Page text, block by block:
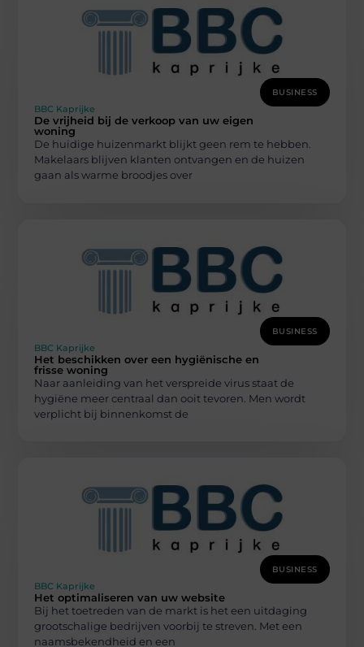
BUSINESS
BBC Kaprijke
De vrijheid bij de verkoop van uw eigen
woning
De huidige huizenmarkt blijkt geen rem te hebben.
Makelaars blijven klanten ontvangen en de huizen
gaan als warme broodjes over
BUSINESS
BBC Kaprijke
Het beschikken over een hygiënische en
frisse woning
Naar aanleiding van het verspreide virus staat de
hygiëne meer centraal dan ooit tevoren. Men wordt
verplicht bij binnenkomst de
BUSINESS
BBC Kaprijke
Het optimaliseren van uw website
Bij het toetreden van de markt is het een uitdaging
grootschalige bedrijven voorbij te streven. Met een
naamsbekendheid en een